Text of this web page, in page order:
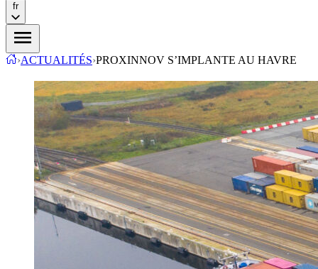
fr
›ACTUALITÉS›PROXINNOV S’IMPLANTE AU HAVRE